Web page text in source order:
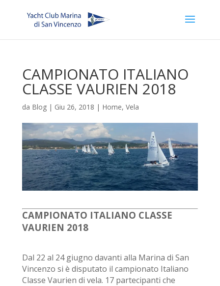
CAMPIONATO ITALIANO
CLASSE VAURIEN 2018
da Blog| Giu 26, 2018 | Home, Vela
CAMPIONATO ITALIANO CLASSE
VAURIEN 2018
Dal 22 al 24 giugno davanti alla Marina di San
Vincenzo si è disputato il campionato Italiano
Classe Vaurien di vela. 17 partecipanti che